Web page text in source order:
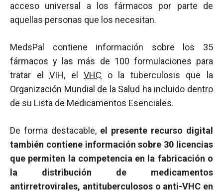
acceso universal a los fármacos por parte de
aquellas personas que los necesitan.
MedsPal contiene información sobre los 35
fármacos y las más de 100 formulaciones para
tratar elVIH, elVHC o la tuberculosis que la
Organización Mundial de la Salud ha incluido dentro
de su Lista de Medicamentos Esenciales.
De forma destacable, el presente recurso digital
también contiene información sobre 30 licencias
que permiten la competencia en la fabricación o
la distribución de medicamentos
antirretrovirales, antituberculosos o anti-VHC en